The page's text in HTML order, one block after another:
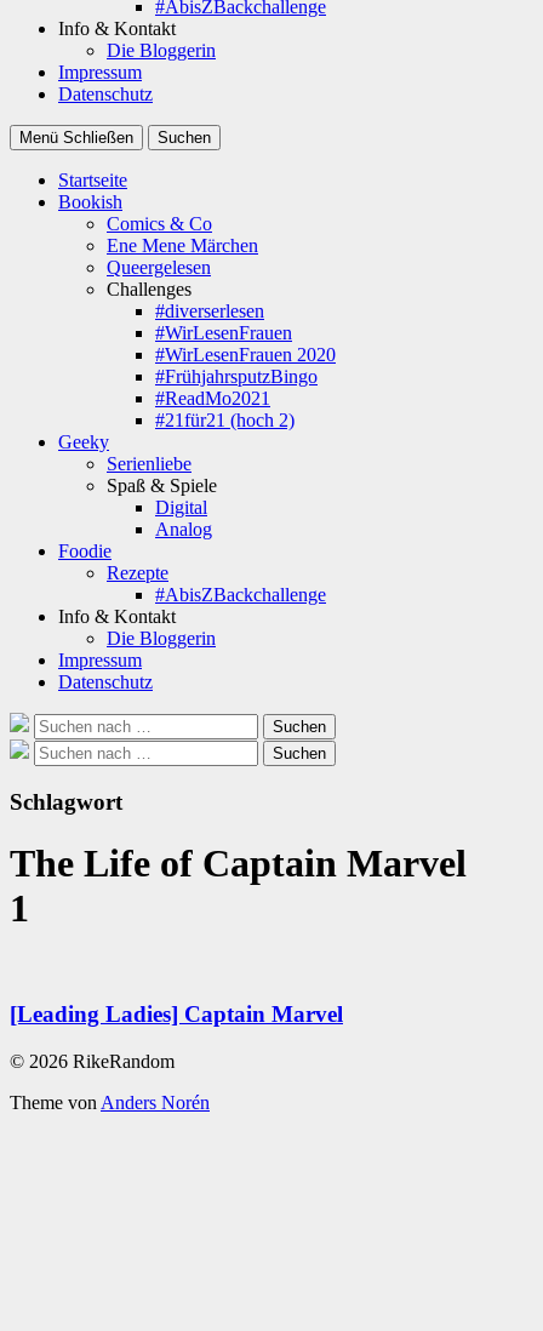
#AbisZBackchallenge
Info & Kontakt
Die Bloggerin
Impressum
Datenschutz
Menü Schließen Suchen
Startseite
Bookish
Comics & Co
Ene Mene Märchen
Queergelesen
Challenges
#diverserlesen
#WirLesenFrauen
#WirLesenFrauen 2020
#FrühjahrsputzBingo
#ReadMo2021
#21für21 (hoch 2)
Geeky
Serienliebe
Spaß & Spiele
Digital
Analog
Foodie
Rezepte
#AbisZBackchallenge
Info & Kontakt
Die Bloggerin
Impressum
Datenschutz
Suche
nach:
Suchen
Suche
nach:
Suchen
Schlagwort
The Life of Captain Marvel
1
[Leading Ladies] Captain Marvel
© 2026 RikeRandom
Theme von Anders Norén